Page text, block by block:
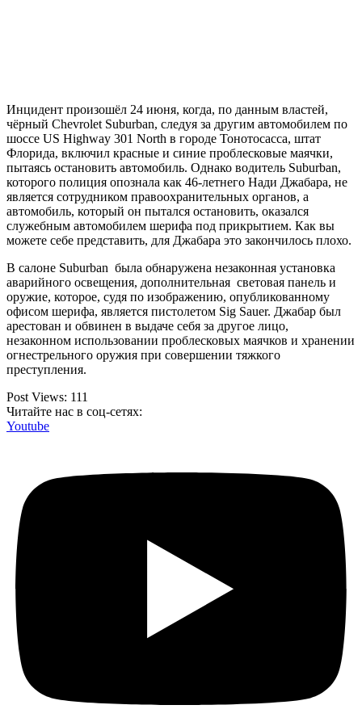
Инцидент произошёл 24 июня, когда, по данным властей,
чёрный Chevrolet Suburban, следуя за другим автомобилем по
шоссе US Highway 301 North в городе Тонотосасса, штат
Флорида, включил красные и синие проблесковые маячки,
пытаясь остановить автомобиль. Однако водитель Suburban,
которого полиция опознала как 46-летнего Нади Джабара, не
является сотрудником правоохранительных органов, а
автомобиль, который он пытался остановить, оказался
служебным автомобилем шерифа под прикрытием. Как вы
можете себе представить, для Джабара это закончилось плохо.
В салоне Suburban была обнаружена незаконная установка
аварийного освещения, дополнительная световая панель и
оружие, которое, судя по изображению, опубликованному
офисом шерифа, является пистолетом Sig Sauer. Джабар был
арестован и обвинен в выдаче себя за другое лицо,
незаконном использовании проблесковых маячков и хранении
огнестрельного оружия при совершении тяжкого
преступления.
Post Views: 111
Читайте нас в соц-сетях:
Youtube